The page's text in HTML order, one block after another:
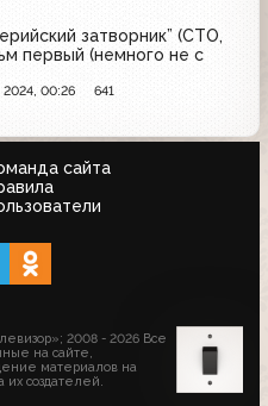
затворник” (СТО,
первый (немного не с
2024, 00:26 641
сайта
2008 - 2026 Все
на сайте,
материалов на
создателей.